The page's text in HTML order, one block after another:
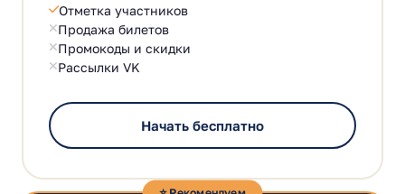
Отметка участников
Продажа билетов
Промокоды и скидки
Рассылки VK
Начать бесплатно